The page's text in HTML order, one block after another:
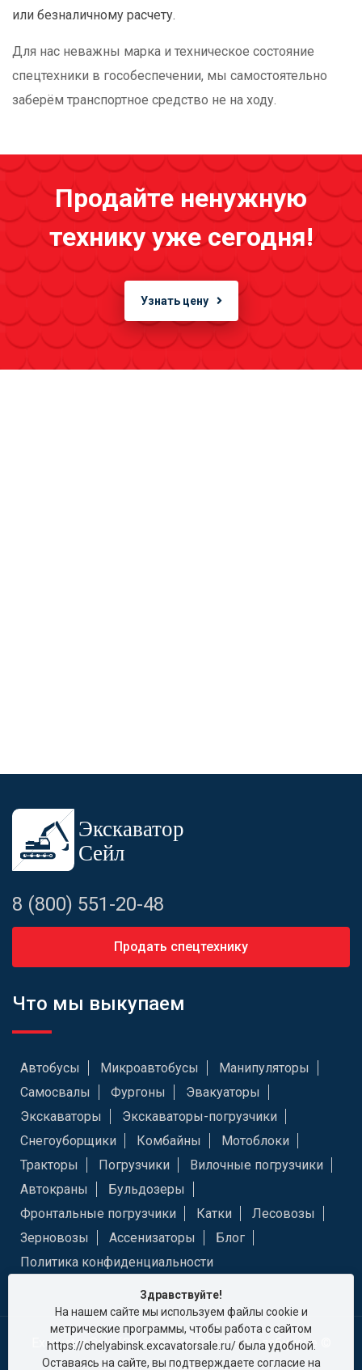
или безналичному расчету.
Для нас неважны марка и техническое состояние
спецтехники в гособеспечении, мы самостоятельно
заберём транспортное средство не на ходу.
Продайте ненужную
технику уже сегодня!
Узнать цену
8 (800) 551-20-48
Продать спецтехнику
Что мы выкупаем
Автобусы Микроавтобусы
Манипуляторы
Самосвалы
Фургоны
Эвакуаторы
Экскаваторы
Экскаваторы-погрузчики
Снегоуборщики
Комбайны
Мотоблоки
Тракторы
Погрузчики
Вилочные погрузчики
Автокраны
Бульдозеры
Фронтальные погрузчики
Катки
Лесовозы
Зерновозы
Ассенизаторы
Блог
Политика конфиденциальности
Excavator Sale (Экскаватор Сейл) в Челябинске ©
Здравствуйте!
На нашем сайте мы используем файлы cookie и
метрические программы, чтобы работа с сайтом
https://chelyabinsk.excavatorsale.ru/ была удобной.
Оставаясь на сайте, вы подтверждаете согласие на